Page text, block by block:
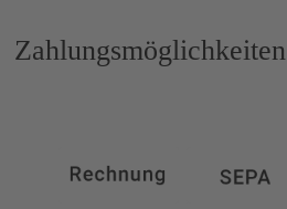
Zahlungsmöglichkeiten